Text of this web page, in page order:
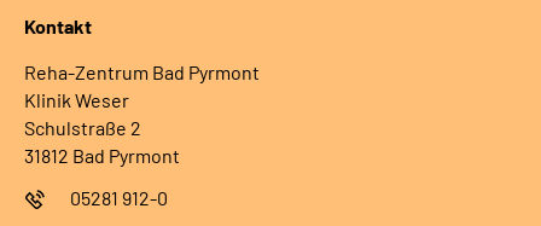
Kontakt
Reha-Zentrum Bad Pyrmont
Klinik Weser
Schulstraße 2
31812 Bad Pyrmont
05281 912-0